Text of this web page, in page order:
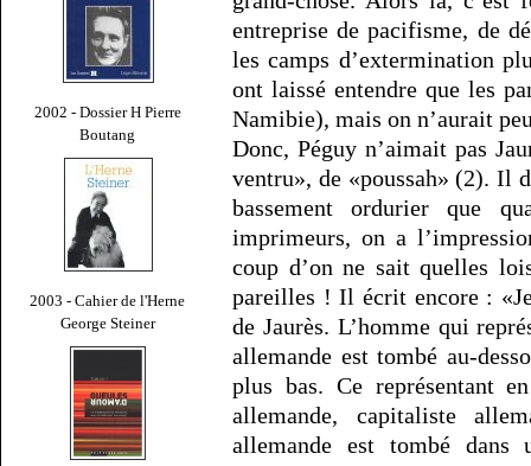
2002 - Dossier H Pierre
Boutang
2003 - Cahier de l'Herne
George Steiner
entreprise de pacifisme, de
les camps d’extermination
ont laissé entendre que les
Namibie), mais on n’aurait
Donc, Péguy n’aimait pas
ventru», de «poussah» (2). Il
bassement ordurier que
imprimeurs, on a
coup d’on ne sait quelles
pareilles ! Il écrit encore :
de Jaurès. L’homme qui
allemande est tombé au-
plus bas. Ce représentant
allemande, capitaliste
allemande est tombé